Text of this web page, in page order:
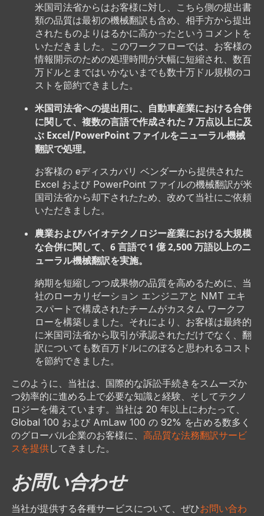
米国司法省からはお客様に対し、こちら側の提出書
類の品質は最初の機械翻訳も含め、相手方から提出
されたものよりはるかに高かったというコメントを
いただきました。このワークフローでは、お客様の
情報開示のための処理時間が大幅に短縮され、数百
万ドルとまではいかないまでも数十万ドル規模のコ
ストを節約できました。
米国司法省への提出用に、自動車産業における合併
に関して、複数の言語で作成された 7 万点以上に及
ぶ Excel/PowerPoint ファイルをニューラル機械
翻訳で処理。
お客様の eディスカバリ ベンダーから提供された
Excel および PowerPoint ファイルの機械翻訳が米
国司法省から却下されたため、改めて当社にご依頼
いただきました。
農業およびバイオテクノロジー産業における大規模
な合併に関して、6 言語で 1 億 2,500 万語以上のニ
ューラル機械翻訳を実施。
納期を短縮しつつ成果物の品質を高めるために、当
社のローカリゼーション エンジニアと NMT エキ
スパートで構成されたチームがカスタム ワークフ
ローを構築しました。それにより、お客様は最終的
に米国司法省から取引が承認されただけでなく、翻
訳についても数百万ドルにのぼると思われるコスト
を節約できました。
このように、当社は、国際的な訴訟手続きをスムーズか
つ効率的に進める上で必要な知識と経験、そしてテクノ
ロジーを備えています。当社は 20 年以上にわたって、
Global 100 および AmLaw 100 の 92% を占める数多く
のグローバル企業のお客様に、 高品質な法務翻訳サービ
スを提供してきました。
お問い合わせ
当社が提供する各種サービスについて、ぜひお問い合わ